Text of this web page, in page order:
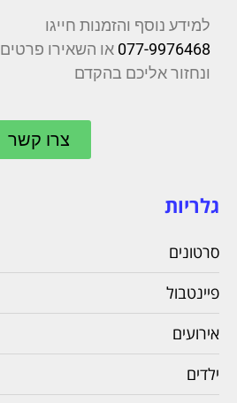
למידע נוסף והזמנות חייגו
077-9976468 או השאירו פרטים
ונחזור אליכם בהקדם
צרו קשר
גלריות
סרטונים
פיינטבול
אירועים
ילדים